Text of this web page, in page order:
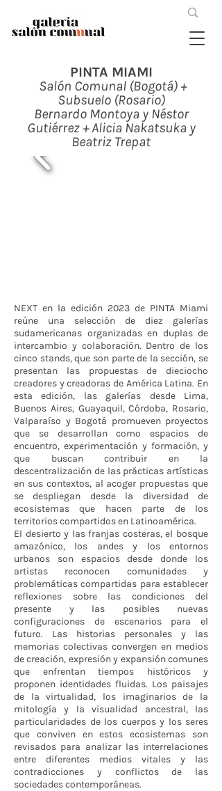
PINTA MIAMI
Salón Comunal (Bogotá) +
Subsuelo (Rosario)
Bernardo Montoya y Néstor
Gutiérrez + Alicia Nakatsuka y
Beatriz Trepat
NEXT en la edición 2023 de PINTA Miami
reúne una selección de diez galerías
sudamericanas organizadas en duplas de
intercambio y colaboración. Dentro de los
cinco stands, que son parte de la sección, se
presentan las propuestas de dieciocho
creadores y creadoras de América Latina. En
esta edición, las galerías desde Lima,
Buenos Aires, Guayaquil, Córdoba, Rosario,
Valparaíso y Bogotá promueven proyectos
que se desarrollan como espacios de
encuentro, experimentación y formación, y
que buscan contribuir en la
descentralización de las prácticas artísticas
en sus contextos, al acoger propuestas que
se despliegan desde la diversidad de
ecosistemas que hacen parte de los
territorios compartidos en Latinoamérica.
El desierto y las franjas costeras, el bosque
amazónico, los andes y los entornos
urbanos son espacios desde donde los
artistas reconocen comunidades y
problemáticas compartidas para establecer
reflexiones sobre las condiciones del
presente y las posibles nuevas
configuraciones de escenarios para el
futuro. Las historias personales y las
memorias colectivas convergen en medios
de creación, expresión y expansión comunes
que enfrentan tiempos históricos y
proponen identidades fluidas. Los paisajes
de la virtualidad, los imaginarios de la
mitología y la visualidad ancestral, las
particularidades de los cuerpos y los seres
que conviven en estos ecosistemas son
revisados para analizar las interrelaciones
entre diferentes medios vitales y las
contradicciones y conflictos de las
sociedades contemporáneas.